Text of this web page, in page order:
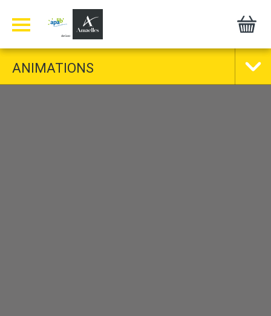
ANIMATIONS
Panneau de gestion des cookies